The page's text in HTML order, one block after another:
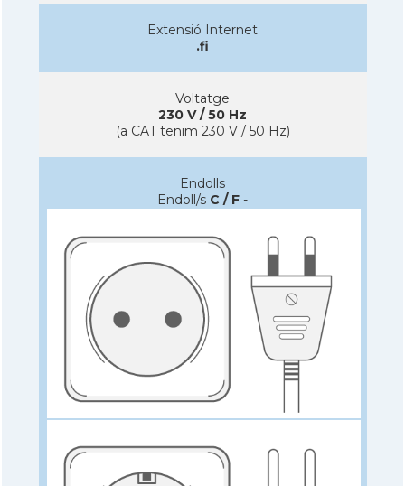
Extensió Internet
.fi
Voltatge
230 V / 50 Hz
(a CAT tenim 230 V / 50 Hz)
Endolls
Endoll/s C / F -